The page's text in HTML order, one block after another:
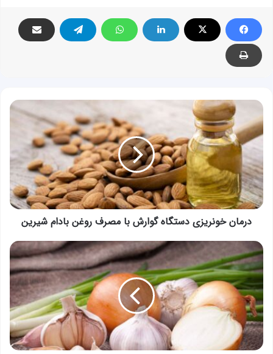
درمان
خونریزی
دستگاه
گوارش
مصرف
روغن
بادام
شیرین
درمان خونریزی دستگاه گوارش با مصرف روغن بادام شیرین
تقویت
قوای
جنسی
با
مصرف
سیر
و
پیاز